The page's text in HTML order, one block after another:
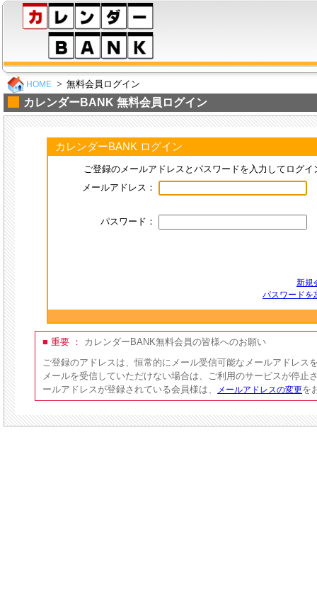
HOME 無料会員ログイン
カレンダーBANK 無料会員ログイン
カレンダーBANK ログイン
ご登録のメールアドレスとパスワードを入力してログイ
メールアドレス：
パスワード：
新規
パスワードを
■ 重要 ：
カレンダーBANK無料会員の皆様へのお願い
ご登録のアドレスは、恒常的にメール受信可能なメールアドレス
メールを受信していただけない場合は、ご利用のサービスが停止
ールアドレスが登録されている会員様は、
メールアドレスの変更を